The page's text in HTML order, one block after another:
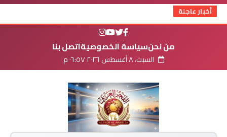
أخبار عاجلة
من نحنسياسة الخصوصيةاتصل بنا
السبت، ٨ أغسطس ٢٠٢٦ ٠٦:٥٧ م